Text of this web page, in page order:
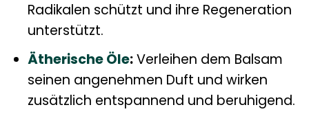
Radikalen schützt und ihre Regeneration
unterstützt.
Ätherische Öle:Verleihen dem Balsam
seinen angenehmen Duft und wirken
zusätzlich entspannend und beruhigend.